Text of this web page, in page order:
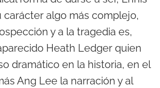
carácter algo más complejo,
y a la tragedia es,
Heath Ledger quien
dramático en la historia, en el
Ang Lee la narración y al